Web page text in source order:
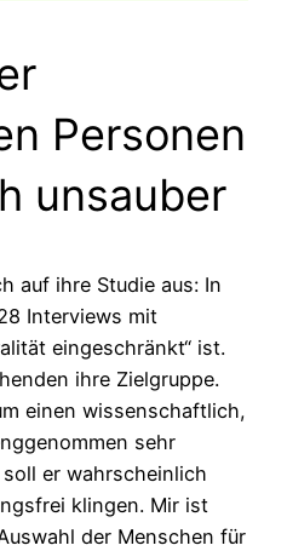
Personen
unsauber
auf ihre Studie aus: In
Interviews mit
eingeschränkt“ ist.
ihre Zielgruppe.
einen wissenschaftlich,
sehr
er wahrscheinlich
klingen. Mir ist
der Menschen für